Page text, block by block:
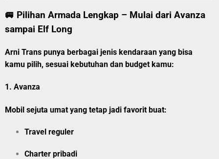
🚐 Pilihan Armada Lengkap – Mulai dari Avanza
sampai Elf Long
Arni Trans punya berbagai jenis kendaraan yang bisa
kamu pilih, sesuai kebutuhan dan budget kamu:
1. Avanza
Mobil sejuta umat yang tetap jadi favorit buat:
Travel reguler
Charter pribadi